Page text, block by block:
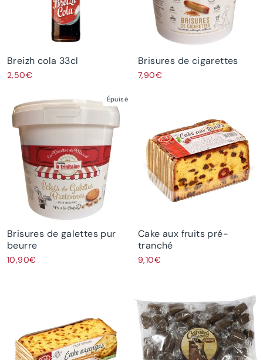
Breizh cola 33cl
2,50€
Brisures de cigarettes
7,90€
Épuisé
Brisures de galettes pur
beurre
10,90€
Cake aux fruits pré-
tranché
9,10€